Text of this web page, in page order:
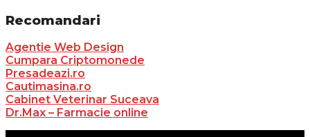
Recomandari
Agentie Web Design
Cumpara Criptomonede
Presadeazi.ro
Cautimasina.ro
Cabinet Veterinar Suceava
Dr.Max – Farmacie online